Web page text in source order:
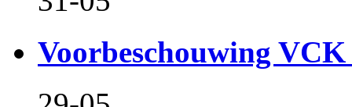
Voorbeschouwing VCK